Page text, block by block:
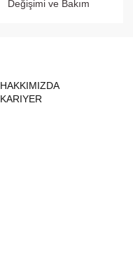
Değişimi ve Bakım
HAKKIMIZDA
KARIYER